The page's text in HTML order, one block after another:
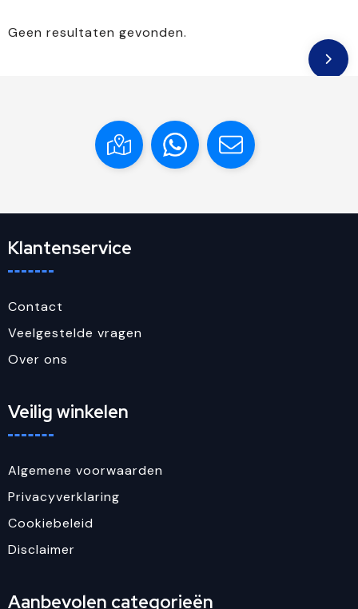
Geen resultaten gevonden.
Klantenservice
Contact
Veelgestelde vragen
Over ons
Veilig winkelen
Algemene voorwaarden
Privacyverklaring
Cookiebeleid
Disclaimer
Aanbevolen categorieën